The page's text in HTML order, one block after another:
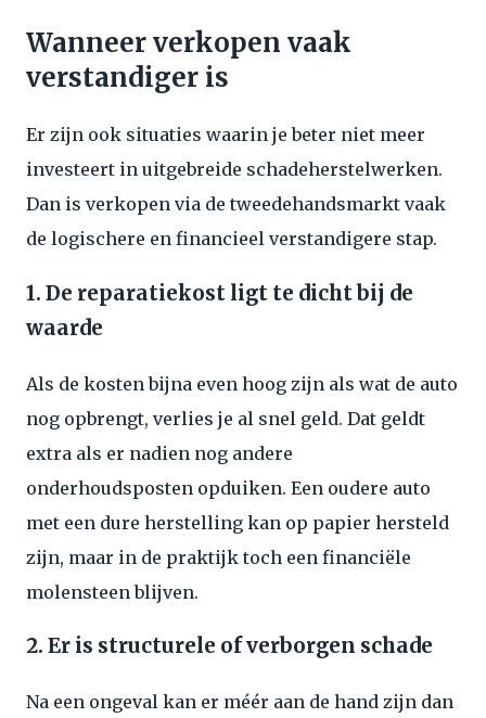
Wanneer verkopen vaak
verstandiger is
Er zijn ook situaties waarin je beter niet meer
investeert in uitgebreide schadeherstelwerken.
Dan is verkopen via de tweedehandsmarkt vaak
de logischere en financieel verstandigere stap.
1. De reparatiekost ligt te dicht bij de
waarde
Als de kosten bijna even hoog zijn als wat de auto
nog opbrengt, verlies je al snel geld. Dat geldt
extra als er nadien nog andere
onderhoudsposten opduiken. Een oudere auto
met een dure herstelling kan op papier hersteld
zijn, maar in de praktijk toch een financiële
molensteen blijven.
2. Er is structurele of verborgen schade
Na een ongeval kan er méér aan de hand zijn dan